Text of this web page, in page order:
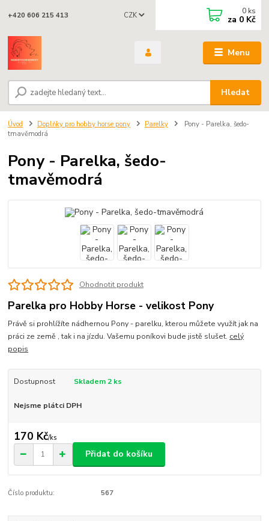
Menu
CZK
Hledat
+420 606 215 413 0 ks
za 0 Kč
Úvod Doplňky pro hobby horse pony Parelky
Pony - Parelka, šedo-
tmavěmodrá
Pony - Parelka, šedo-
tmavěmodrá
Ohodnotit produkt
Parelka pro Hobby Horse - velikost Pony
Právě si prohlížíte nádhernou Pony - parelku, kterou můžete využít jak na
práci ze země , tak i na jízdu. Vašemu poníkovi bude jistě slušet. celý
popis
Dostupnost Skladem 2 ks
Nejsme plátci DPH
170 Kč/ks
Přidat do košíku
Číslo produktu: 567